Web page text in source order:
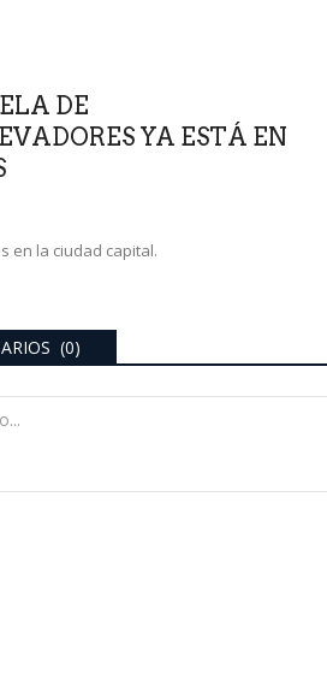
DE
YA ESTÁ EN
en la ciudad capital.
(0)